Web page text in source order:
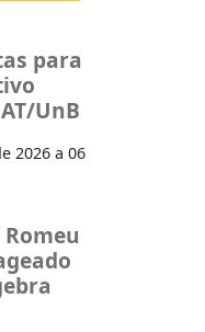
para
UnB
2026 a 06